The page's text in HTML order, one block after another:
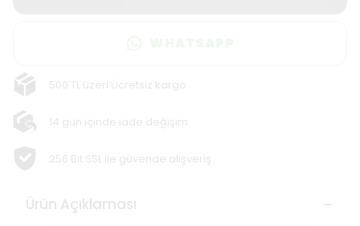
500 TL üzeri Ücretsiz kargo
14 gün içinde iade değişim
256 Bit SSL ile güvende alışveriş
Ürün Açıklaması